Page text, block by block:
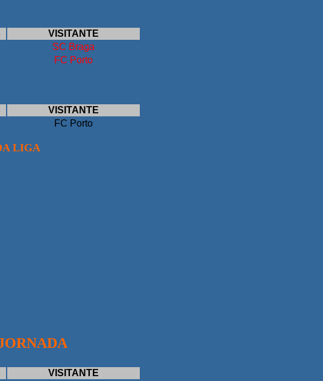
VISITANTE
SC Braga
FC Porto
VISITANTE
FC Porto
LIGA
VISITANTE